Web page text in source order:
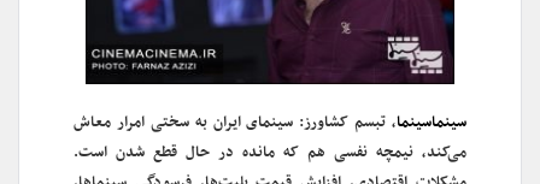
سینماسینما، تبسم کشاورز: سینمای ایران به سختی امرار معاش
می‌کند، نیمچه نفسی هم که مانده در حال قطع شدن است.